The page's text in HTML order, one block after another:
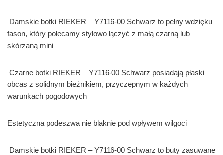
Damskie botki RIEKER – Y7116-00 Schwarz to pełny wdzięku
fason, który polecamy stylowo łączyć z małą czarną lub
skórzaną mini
Czarne botki RIEKER – Y7116-00 Schwarz posiadają płaski
obcas z solidnym bieżnikiem, przyczepnym w każdych
warunkach pogodowych
Estetyczna podeszwa nie blaknie pod wpływem wilgoci
Damskie botki RIEKER – Y7116-00 Schwarz to buty zasuwane